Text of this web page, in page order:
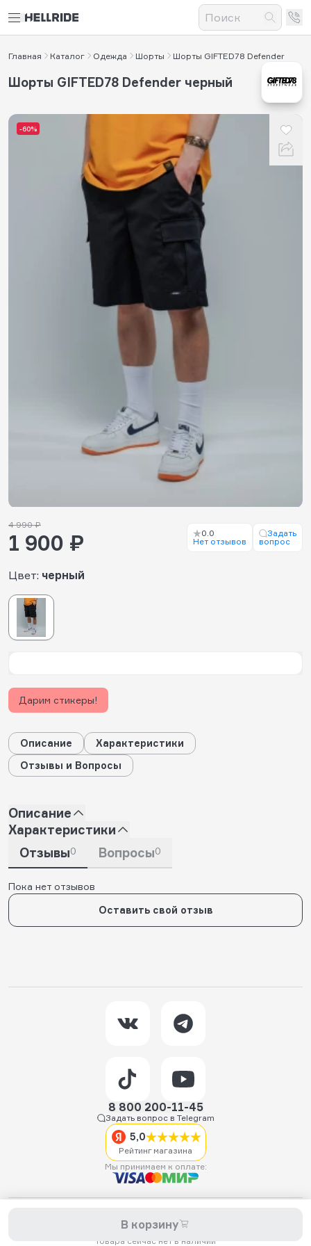
Главная Каталог Одежда Шорты Шорты GIFTED78 Defender
-60%
Шорты GIFTED78 Defender черный
Цвет: черный
4 990 ₽
1 900 ₽
0.0
Нет отзывов
Задать
вопрос
В корзину
Товара сейчас нет в наличии
Дарим стикеры!
Описание
Характеристики
Отзывы и Вопросы
Описание
Характеристики
Отзывы0 Вопросы0
Пока нет отзывов
Оставить свой отзыв
8 800 200-11-45
Задать вопрос в Telegram
5,0
Рейтинг магазина
Мы принимаем к оплате:
самокатов, запчастей для самокатов, аксессуаров, экипировки,
одежды и обуви.